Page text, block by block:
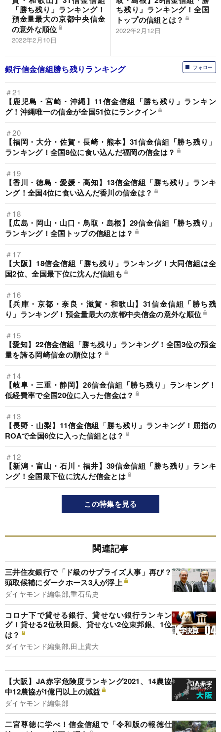
「勝ち残り」ランキング！
預金量最大の京都中央信金
の意外な順位
2022年2月10日
ち残り」ランキング！全国
トップの信組とは？
2022年2月12日
フォロー
銀行信金信組勝ち残りランキング
＃21
【鹿児島・宮崎・沖縄】11信金信組「勝ち残り」ランキン
グ！沖縄唯一の信金が全国51位にランクイン
＃20
【福岡・大分・佐賀・長崎・熊本】31信金信組「勝ち残り」
ランキング！全国8位に食い込んだ福岡の信金は？
＃19
【香川・徳島・愛媛・高知】13信金信組「勝ち残り」ランキ
ング！全国4位に食い込んだ香川の信金は？
＃18
【広島・岡山・山口・鳥取・島根】29信金信組「勝ち残り」
ランキング！全国トップの信組とは？
＃17
【大阪】18信金信組「勝ち残り」ランキング！大同信組は全
国2位、全国最下位に沈んだ信組も
＃16
【兵庫・京都・奈良・滋賀・和歌山】31信金信組「勝ち残
り」ランキング！預金量最大の京都中央信金の意外な順位
＃15
【愛知】22信金信組「勝ち残り」ランキング！全国3位の預金
量を誇る岡崎信金の順位は？
＃14
【岐阜・三重・静岡】26信金信組「勝ち残り」ランキング！
低経費率で全国20位に入った信金は？
＃13
【長野・山梨】11信金信組「勝ち残り」ランキング！屈指の
ROAで全国6位に入った信組とは？
＃12
【新潟・富山・石川・福井】39信金信組「勝ち残り」ランキ
ング！全国最下位に沈んだ信金とは
この特集を見る
関連記事
三井住友銀行で「ド級のサプライズ人事」再び？
頭取候補にダークホース3人が浮上
ダイヤモンド編集部,重石岳史
コロナ下で貸せる銀行、貸せない銀行ランキン
グ！貸せる2位秋田銀、貸せない2位東邦銀、1位
は？
ダイヤモンド編集部,田上貴大
【大阪】JA赤字危険度ランキング2021、14農協
中12農協が1億円以上の減益
ダイヤモンド編集部
二宮尊徳に学べ！信金信組で「令和版の報徳仕